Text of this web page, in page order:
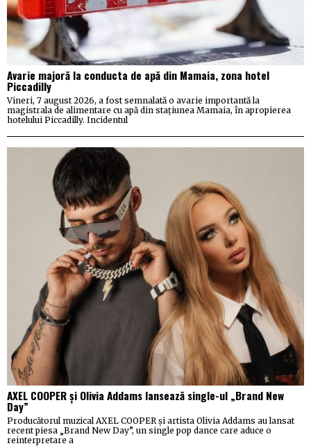
Avarie majoră la conducta de apă din Mamaia, zona hotel
Piccadilly
Vineri, 7 august 2026, a fost semnalată o avarie importantă la
magistrala de alimentare cu apă din stațiunea Mamaia, în apropierea
hotelului Piccadilly. Incidentul
AXEL COOPER și Olivia Addams lansează single-ul „Brand New
Day”
Producătorul muzical AXEL COOPER și artista Olivia Addams au lansat
recent piesa „Brand New Day”, un single pop dance care aduce o
reinterpretare a